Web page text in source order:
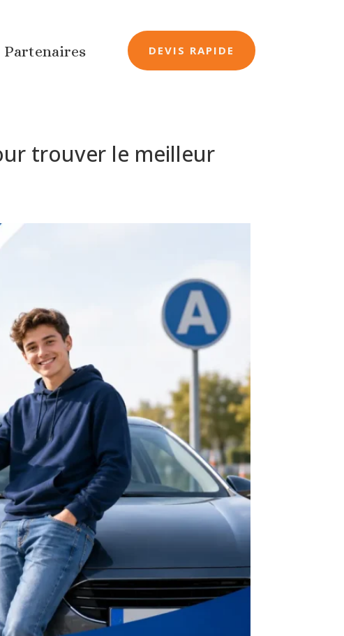
Partenaires DEVIS RAPIDE
trouver le meilleur